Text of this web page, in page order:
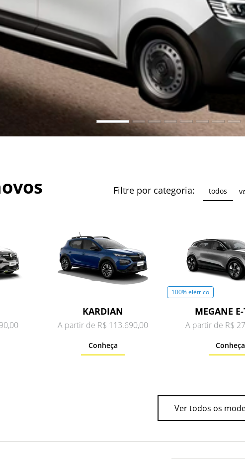
Filtre por categoria: todos
KARDIAN
A partir de R$ 113.690,00
Conheça
100% elétrico
MEGANE E-
A partir de R$
Conheça
Ver todos os